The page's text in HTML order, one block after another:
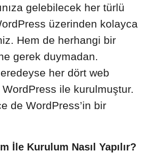
gelebilecek her türlü
üzerinden kolayca
Hem de herhangi bir
gerek duymadan.
her dört web
ile kurulmuştur.
de WordPress’in bir
İle Kurulum Nasıl Yapılır?